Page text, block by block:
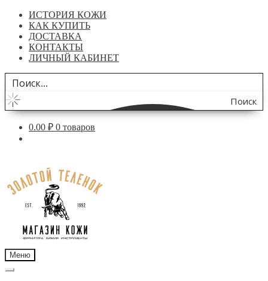
ИСТОРИЯ КОЖИ
КАК КУПИТЬ
ДОСТАВКА
КОНТАКТЫ
ЛИЧНЫЙ КАБИНЕТ
Поиск
по
0.00 ₽ 0 товаров
навигации
содержимому
Меню